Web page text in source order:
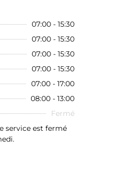
07:00 - 15:30
07:00 - 15:30
07:00 - 15:30
07:00 - 15:30
07:00 - 17:00
08:00 - 13:00
Fermé
service est fermé